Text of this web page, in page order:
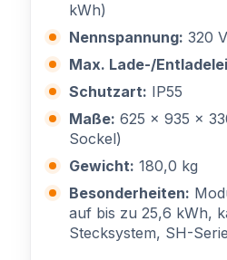
kWh)
Nennspannung: 320 V
Max. Lade-/
Schutzart: IP55
Maße: 625 x 935 x
Sockel)
Gewicht: 180,0 kg
Besonderheiten:
auf bis zu 25,6 kWh,
Stecksystem, SH-